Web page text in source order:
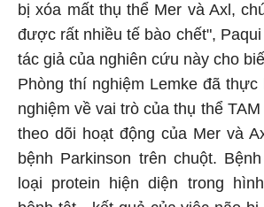
bị xóa mất thụ thể Mer và Axl,
được rất nhiều tế bào chết",
tác giả của nghiên cứu này cho
Phòng thí nghiệm Lemke đã thực
nghiệm về vai trò của thụ thể
theo dõi hoạt động của Mer và
bệnh Parkinson trên chuột.
loại protein hiện diện trong